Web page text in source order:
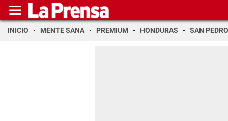
INICIO MENTE SANA PREMIUM HONDURAS SAN PEDRO